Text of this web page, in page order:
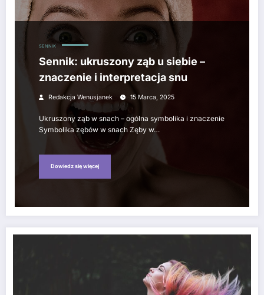
SENNIK
Sennik: ukruszony ząb u siebie –
znaczenie i interpretacja snu
Redakcja Wenusjanek 15 Marca, 2025
Ukruszony ząb w snach – ogólna symbolika i znaczenie
Symbolika zębów w snach Zęby w…
Dowiedz się więcej